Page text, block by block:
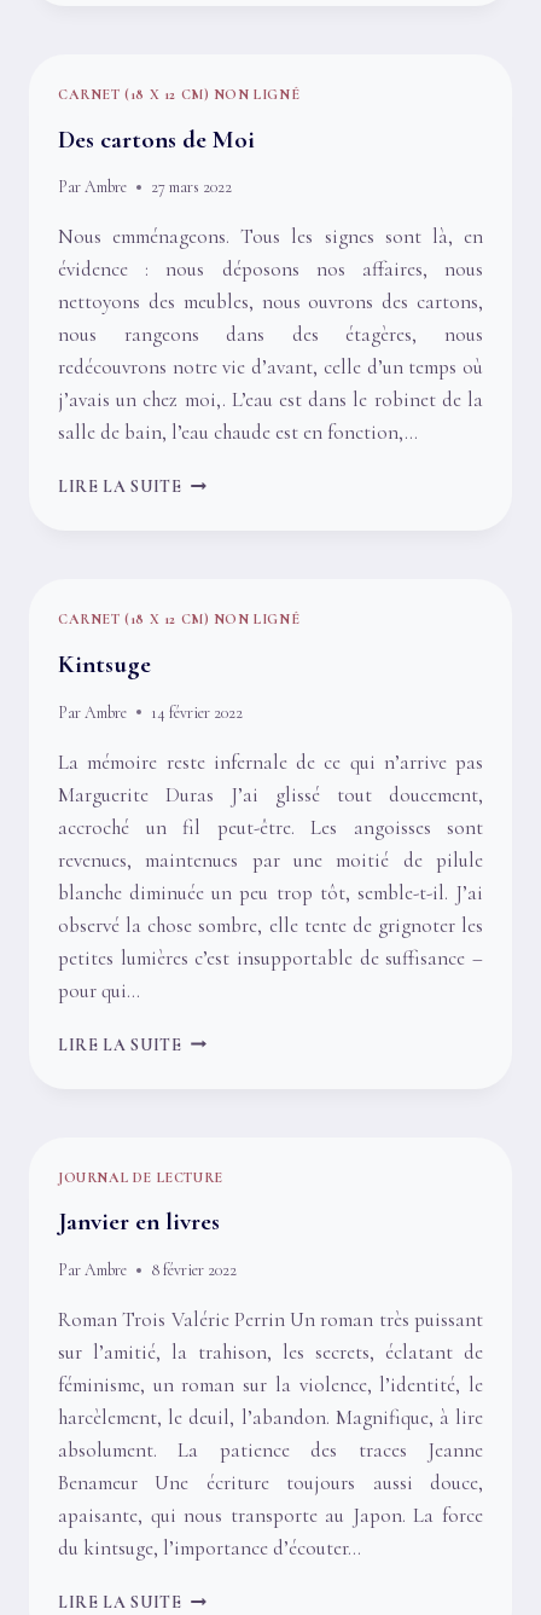
CARNET (18 X 12 CM) NON LIGNÉ
Des cartons de Moi
ParAmbre 27 mars 2022
Nous emménageons. Tous les signes sont là, en
évidence : nous déposons nos affaires, nous
nettoyons des meubles, nous ouvrons des cartons,
nous rangeons dans des étagères, nous
redécouvrons notre vie d’avant, celle d’un temps où
j’avais un chez moi,. L’eau est dans le robinet de la
salle de bain, l’eau chaude est en fonction,…
LIRE LA SUITEDES
CARNET (18 X 12 CM) NON LIGNÉ
Kintsuge
ParAmbre 14 février 2022
La mémoire reste infernale de ce qui n’arrive pas
Marguerite Duras J’ai glissé tout doucement,
accroché un fil peut-être. Les angoisses sont
revenues, maintenues par une moitié de pilule
blanche diminuée un peu trop tôt, semble-t-il. J’ai
observé la chose sombre, elle tente de grignoter les
petites lumières c’est insupportable de suffisance –
pour qui…
LIRE LA SUITEKINTSUGE
JOURNAL DE LECTURE
Janvier en livres
ParAmbre 8 février 2022
Roman Trois Valérie Perrin Un roman très puissant
sur l’amitié, la trahison, les secrets, éclatant de
féminisme, un roman sur la violence, l’identité, le
harcèlement, le deuil, l’abandon. Magnifique, à lire
absolument. La patience des traces Jeanne
Benameur Une écriture toujours aussi douce,
apaisante, qui nous transporte au Japon. La force
du kintsuge, l’importance d’écouter…
LIRE LA SUITEJANVIER